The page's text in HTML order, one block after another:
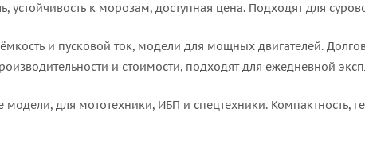
устойчивость к морозам, доступная цена. Подходят для
и пусковой ток, модели для мощных двигателей.
и стоимости, подходят для ежедневной
для мототехники, ИБП и спецтехники. Компактность,